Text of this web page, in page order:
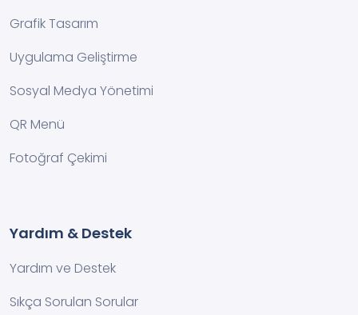
Grafik Tasarım
Uygulama Geliştirme
Sosyal Medya Yönetimi
QR Menü
Fotoğraf Çekimi
Yardım & Destek
Yardım ve Destek
Sıkça Sorulan Sorular